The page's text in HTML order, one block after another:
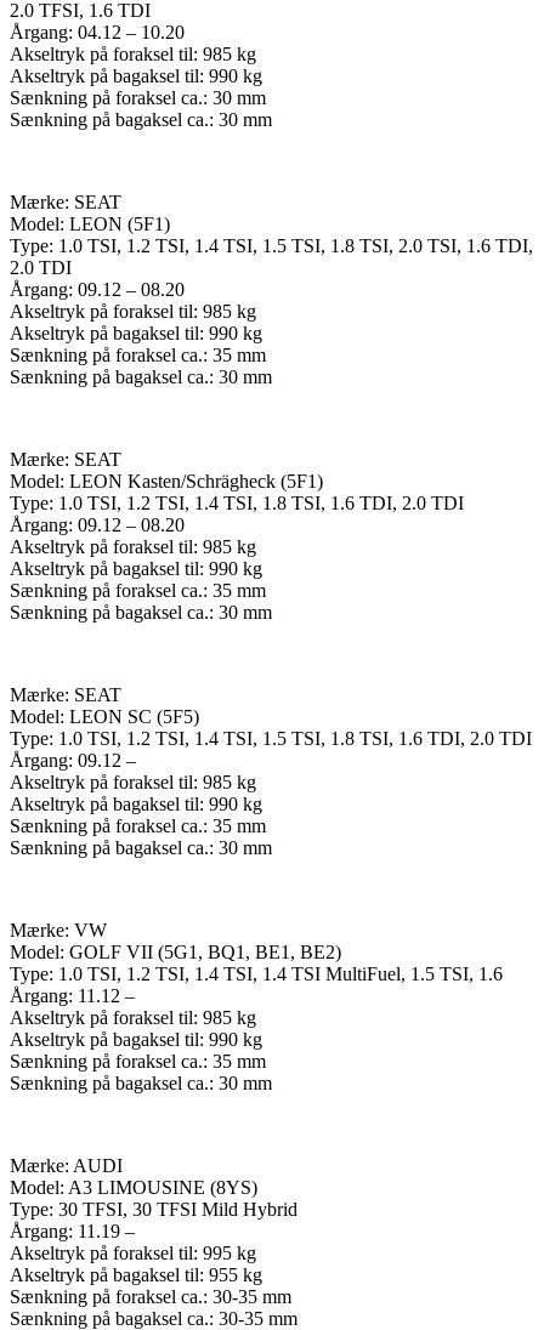
2.0 TFSI, 1.6 TDI
Årgang: 04.12 – 10.20
Akseltryk på foraksel til: 985 kg
Akseltryk på bagaksel til: 990 kg
Sænkning på foraksel ca.: 30 mm
Sænkning på bagaksel ca.: 30 mm
Mærke: SEAT
Model: LEON (5F1)
Type: 1.0 TSI, 1.2 TSI, 1.4 TSI, 1.5 TSI, 1.8 TSI, 2.0 TSI, 1.6 TDI,
2.0 TDI
Årgang: 09.12 – 08.20
Akseltryk på foraksel til: 985 kg
Akseltryk på bagaksel til: 990 kg
Sænkning på foraksel ca.: 35 mm
Sænkning på bagaksel ca.: 30 mm
Mærke: SEAT
Model: LEON Kasten/Schrägheck (5F1)
Type: 1.0 TSI, 1.2 TSI, 1.4 TSI, 1.8 TSI, 1.6 TDI, 2.0 TDI
Årgang: 09.12 – 08.20
Akseltryk på foraksel til: 985 kg
Akseltryk på bagaksel til: 990 kg
Sænkning på foraksel ca.: 35 mm
Sænkning på bagaksel ca.: 30 mm
Mærke: SEAT
Model: LEON SC (5F5)
Type: 1.0 TSI, 1.2 TSI, 1.4 TSI, 1.5 TSI, 1.8 TSI, 1.6 TDI, 2.0 TDI
Årgang: 09.12 –
Akseltryk på foraksel til: 985 kg
Akseltryk på bagaksel til: 990 kg
Sænkning på foraksel ca.: 35 mm
Sænkning på bagaksel ca.: 30 mm
Mærke: VW
Model: GOLF VII (5G1, BQ1, BE1, BE2)
Type: 1.0 TSI, 1.2 TSI, 1.4 TSI, 1.4 TSI MultiFuel, 1.5 TSI, 1.6
Årgang: 11.12 –
Akseltryk på foraksel til: 985 kg
Akseltryk på bagaksel til: 990 kg
Sænkning på foraksel ca.: 35 mm
Sænkning på bagaksel ca.: 30 mm
Mærke: AUDI
Model: A3 LIMOUSINE (8YS)
Type: 30 TFSI, 30 TFSI Mild Hybrid
Årgang: 11.19 –
Akseltryk på foraksel til: 995 kg
Akseltryk på bagaksel til: 955 kg
Sænkning på foraksel ca.: 30-35 mm
Sænkning på bagaksel ca.: 30-35 mm